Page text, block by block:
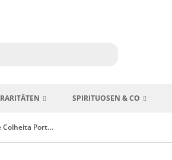
RARITÄTEN SPIRITUOSEN & CO
1957 Kopke Colheita Portwein